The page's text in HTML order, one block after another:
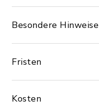
Besondere Hinweise
Fristen
Kosten